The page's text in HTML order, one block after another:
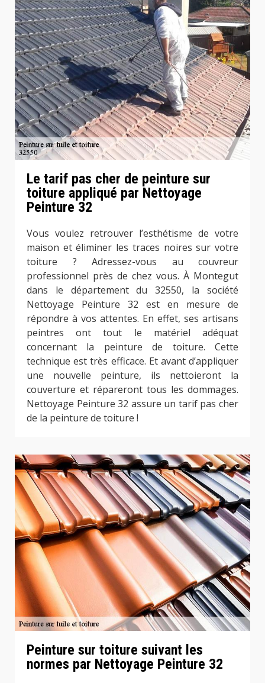
Le tarif pas cher de peinture sur
toiture appliqué par Nettoyage
Peinture 32
Vous voulez retrouver l’esthétisme de votre
maison et éliminer les traces noires sur votre
toiture ? Adressez-vous au couvreur
professionnel près de chez vous. À Montegut
dans le département du 32550, la société
Nettoyage Peinture 32 est en mesure de
répondre à vos attentes. En effet, ses artisans
peintres ont tout le matériel adéquat
concernant la peinture de toiture. Cette
technique est très efficace. Et avant d’appliquer
une nouvelle peinture, ils nettoieront la
couverture et répareront tous les dommages.
Nettoyage Peinture 32 assure un tarif pas cher
de la peinture de toiture !
Peinture sur toiture suivant les
normes par Nettoyage Peinture 32